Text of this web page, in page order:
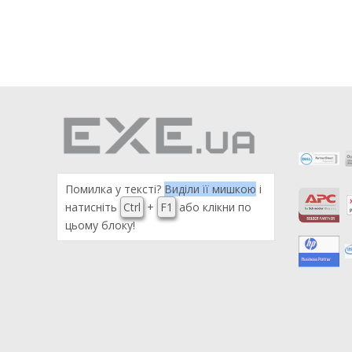
Помилка у тексті? Виділи її мишкою і
натисніть Ctrl + F1
або клікни по
цьому блоку!